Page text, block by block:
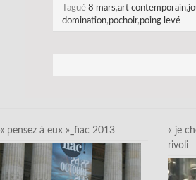
Tagué 8 mars,art contemporain,
domination,pochoir,poing levé
« pensez à eux »_fiac 2013
« je
rivoli